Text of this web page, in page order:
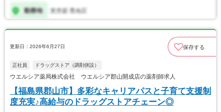
更新日：2026年6月27日 保存する
正社員 ドラッグストア（調剤併設）
ウエルシア薬局株式会社 ウエルシア郡山開成店の薬剤師求人
【福島県郡山市】多彩なキャリアパスと子育て支援制
度充実♪高給与のドラッグストアチェーン◎